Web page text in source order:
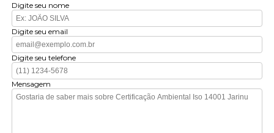
Digite seu nome
Digite seu email
Digite seu telefone
Mensagem